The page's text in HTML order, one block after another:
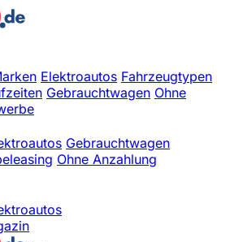
Elektroautos Fahrzeugtypen
Gebrauchtwagen Ohne
Gebrauchtwagen
Ohne Anzahlung